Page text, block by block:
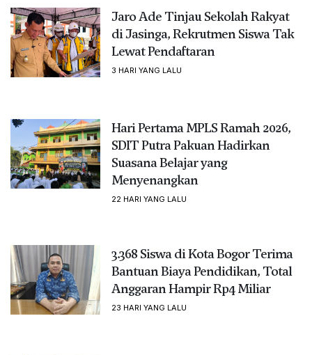
Jaro Ade Tinjau Sekolah Rakyat
di Jasinga, Rekrutmen Siswa Tak
Lewat Pendaftaran
3 HARI YANG LALU
Hari Pertama MPLS Ramah 2026,
SDIT Putra Pakuan Hadirkan
Suasana Belajar yang
Menyenangkan
22 HARI YANG LALU
3.368 Siswa di Kota Bogor Terima
Bantuan Biaya Pendidikan, Total
Anggaran Hampir Rp4 Miliar
23 HARI YANG LALU